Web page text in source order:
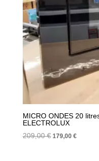
MICRO ONDES 20
ELECTROLUX
209,00€ Le
179,00 €Le